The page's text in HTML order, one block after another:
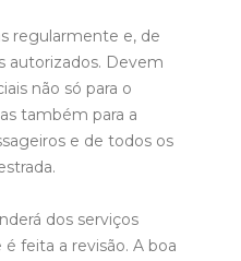
regularmente e, de
autorizados. Devem
não só para o
também para a
e de todos os
dos serviços
feita a revisão. A boa